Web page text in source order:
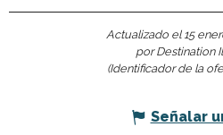
Actualizado el 15
por Destination
(Identificador de la
Señalar